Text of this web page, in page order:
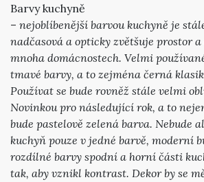
Barvy kuchyně
– nejoblíbenější barvou kuchyně je
nadčasová a opticky zvětšuje prostor
mnoha domácnostech. Velmi
tmavé barvy, a to zejména černá
Používat se bude rovněž stále velmi
Novinkou pro následující rok, a to
bude pastelově zelená barva. Nebude
kuchyň pouze v jedné barvě, moderní
rozdílné barvy spodní a horní části
tak, aby vznikl kontrast. Dekor by se